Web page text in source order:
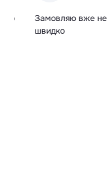
Замовляю вже не
швидко